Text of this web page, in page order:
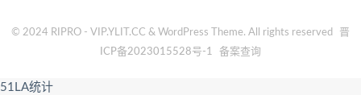
© 2024 RIPRO - VIP.YLIT.CC & WordPress Theme. All rights reserved
晋
ICP备2023015528号-1
备案查询
51LA统计